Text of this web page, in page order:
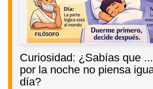
Curiosidad: ¿Sabías que
por la noche no piensa
día?